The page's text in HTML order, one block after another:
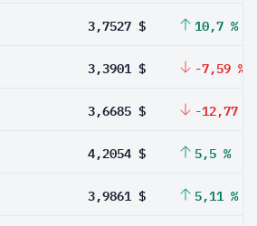
3,7527 $ 10,7 %
3,3901 $ -7,59 %
3,6685 $ -12,77 %
4,2054 $ 5,5 %
3,9861 $ 5,11 %